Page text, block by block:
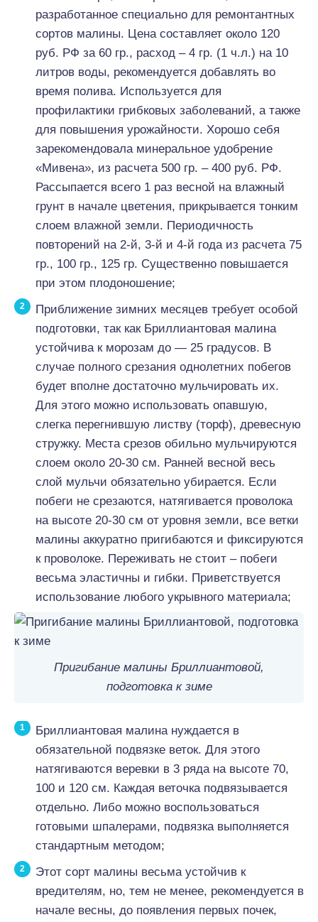
разработанное специально для ремонтантных
сортов малины. Цена составляет около 120
руб. РФ за 60 гр., расход – 4 гр. (1 ч.л.) на 10
литров воды, рекомендуется добавлять во
время полива. Используется для
профилактики грибковых заболеваний, а также
для повышения урожайности. Хорошо себя
зарекомендовала минеральное удобрение
«Мивена», из расчета 500 гр. – 400 руб. РФ.
Рассыпается всего 1 раз весной на влажный
грунт в начале цветения, прикрывается тонким
слоем влажной земли. Периодичность
повторений на 2-й, 3-й и 4-й года из расчета 75
гр., 100 гр., 125 гр. Существенно повышается
при этом плодоношение;
Приближение зимних месяцев требует особой
подготовки, так как Бриллиантовая малина
устойчива к морозам до — 25 градусов. В
случае полного срезания однолетних побегов
будет вполне достаточно мульчировать их.
Для этого можно использовать опавшую,
слегка перегнившую листву (торф), древесную
стружку. Места срезов обильно мульчируются
слоем около 20-30 см. Ранней весной весь
слой мульчи обязательно убирается. Если
побеги не срезаются, натягивается проволока
на высоте 20-30 см от уровня земли, все ветки
малины аккуратно пригибаются и фиксируются
к проволоке. Переживать не стоит – побеги
весьма эластичны и гибки. Приветствуется
использование любого укрывного материала;
Пригибание малины Бриллиантовой,
подготовка к зиме
Бриллиантовая малина нуждается в
обязательной подвязке веток. Для этого
натягиваются веревки в 3 ряда на высоте 70,
100 и 120 см. Каждая веточка подвязывается
отдельно. Либо можно воспользоваться
готовыми шпалерами, подвязка выполняется
стандартным методом;
Этот сорт малины весьма устойчив к
вредителям, но, тем не менее, рекомендуется в
начале весны, до появления первых почек,